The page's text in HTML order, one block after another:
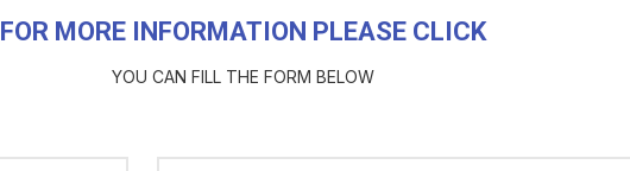
FOR MORE INFORMATION PLEASE CLICK
YOU CAN FILL THE FORM BELOW